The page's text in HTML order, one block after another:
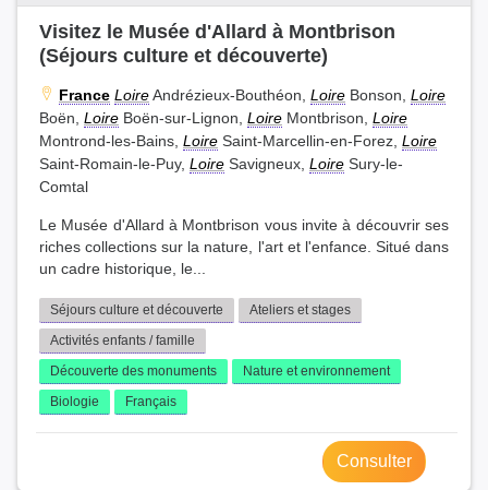
Visitez le Musée d'Allard à Montbrison
(Séjours culture et découverte)
France LoireAndrézieux-Bouthéon, Loire Bonson, Loire
Boën, Loire Boën-sur-Lignon, Loire Montbrison, Loire
Montrond-les-Bains, Loire Saint-Marcellin-en-Forez, Loire
Saint-Romain-le-Puy, Loire Savigneux, Loire Sury-le-
Comtal
Le Musée d'Allard à Montbrison vous invite à découvrir ses
riches collections sur la nature, l'art et l'enfance. Situé dans
un cadre historique, le...
Séjours culture et découverte
Ateliers et stages
Activités enfants / famille
Découverte des monuments
Nature et environnement
Biologie
Français
Consulter